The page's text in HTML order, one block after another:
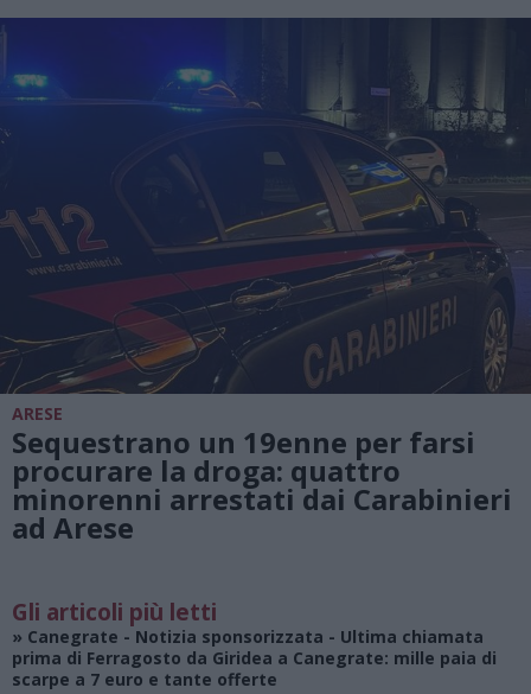
ARESE
Sequestrano un 19enne per farsi
procurare la droga: quattro
minorenni arrestati dai Carabinieri
ad Arese
Gli articoli più letti
» Canegrate - Notizia sponsorizzata - Ultima chiamata
prima di Ferragosto da Giridea a Canegrate: mille paia di
scarpe a 7 euro e tante offerte